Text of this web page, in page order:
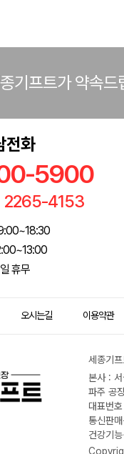
기프트가 약속드
전화
5900
2265-4153
휴무
오시는길 이용약관
세종기
본사 :
파주 공
대표번
통신판
건강기